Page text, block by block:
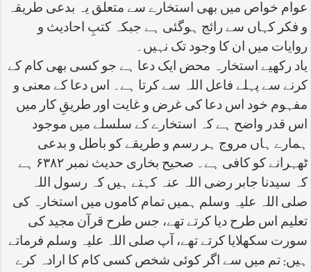
عوام خواص میں بھی استخارے سے متعلق یہ بدعی طریقہ
و فکر کہاں سے رائج ہوگئی ہے جبکہ کتبِ احادیث و
روایات میں ان کا وجود تک نہیں۔
یاد رکھیے استخارہ محض ایک دعا ہے جو کسی بھی کام کے
کرنے سے پہلے فاعل اللہ سے کرتا ہے۔ اس دعا کے معنی و
مفہوم خود اس دعا کی غرض و غایت اور طریقِ کار میں
اس قدر واضح ہے کہ استخارے کے سلسلے میں موجود
ہمارے ہاں مروج ہر رسم و طریقے کو باطل و بدعی
ٹھہرانے کو کافی ہے۔ صحیح بخاری حدیث نمبر ۶۳۸۲ ہے
کہ سیدنا جابر رضی اللہ عنہ کہتے ہیں کہ رسول اللہ
صلی اللہ علیہ وسلم ہمیں تمام کاموں میں استخارہ کی
تعلیم اس طرح دیا کرتے تھے، جس طرح قرآن مجید کی
سورت سکھلایا کرتے تھے، آپ صلی اللہ علیہ وسلم فرماتے
ہیں: تم میں سے اگر کوئی شخص کسی کام کا ارادہ کرے